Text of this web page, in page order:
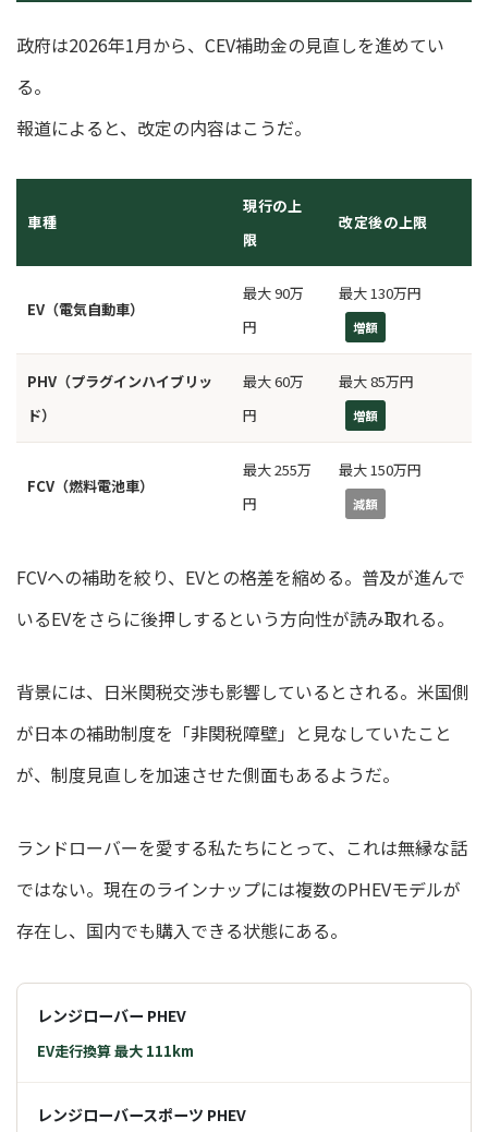
政府は2026年1月から、CEV補助金の見直しを進めてい
る。
報道によると、改定の内容はこうだ。
車種
現行の上
限
改定後の上限
EV（電気自動車）
最大 90万
円
最大 130万円
増額
PHV（プラグインハイブリッ
ド）
最大 60万
円
最大 85万円
増額
FCV（燃料電池車）
最大 255万
円
最大 150万円
減額
FCVへの補助を絞り、EVとの格差を縮める。普及が進んで
いるEVをさらに後押しするという方向性が読み取れる。
背景には、日米関税交渉も影響しているとされる。米国側
が日本の補助制度を「非関税障壁」と見なしていたこと
が、制度見直しを加速させた側面もあるようだ。
ランドローバーを愛する私たちにとって、これは無縁な話
ではない。現在のラインナップには複数のPHEVモデルが
存在し、国内でも購入できる状態にある。
レンジローバー PHEV
EV走行換算 最大 111km
レンジローバースポーツ PHEV